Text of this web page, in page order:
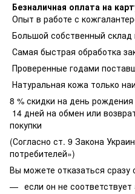
Безналичная оплата на
Опыт в работе с
Большой собственный склад
Самая быстрая обработка
Проверенные годами
Натуральная кожа только
8 % скидки на день рождения
14 дней на обмен или
покупки
(Согласно ст. 9 Закона
потребителей»)
Вы можете отказаться сразу
если он не